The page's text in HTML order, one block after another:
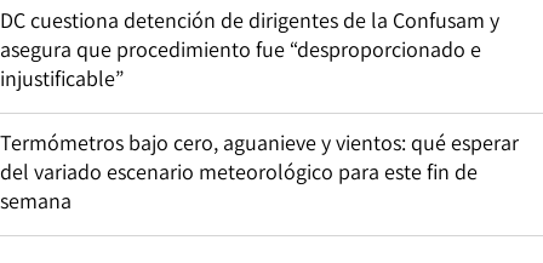
DC cuestiona detención de dirigentes de la Confusam y
asegura que procedimiento fue “desproporcionado e
injustificable”
Termómetros bajo cero, aguanieve y vientos: qué esperar
del variado escenario meteorológico para este fin de
semana